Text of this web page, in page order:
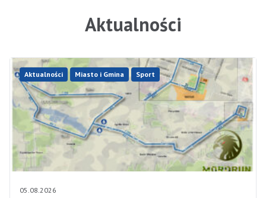
Aktualności
Aktualności Miasto i Gmina Sport
05.08.2026